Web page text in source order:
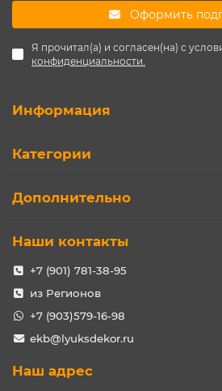
Оформить
Я прочитал(а) и согласен(на) с
конфиденциальности.
Информация
Категории
Дополнительно
Наши контакты
+7 (901) 781-38-95
из Регионов
+7 (903)579-16-98
ekb@lyuksdekor.ru
Наш адрес